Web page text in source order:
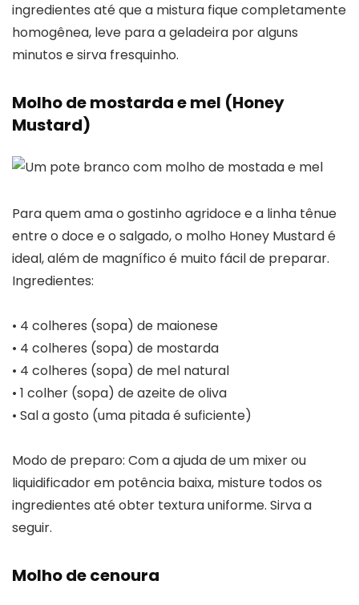
ingredientes até que a mistura fique completamente
homogênea, leve para a geladeira por alguns
minutos e sirva fresquinho.
Molho de mostarda e mel (Honey
Mustard)
Para quem ama o gostinho agridoce e a linha tênue
entre o doce e o salgado, o molho Honey Mustard é
ideal, além de magnífico é muito fácil de preparar.
Ingredientes:
• 4 colheres (sopa) de maionese
• 4 colheres (sopa) de mostarda
• 4 colheres (sopa) de mel natural
• 1 colher (sopa) de azeite de oliva
• Sal a gosto (uma pitada é suficiente)
Modo de preparo: Com a ajuda de um mixer ou
liquidificador em potência baixa, misture todos os
ingredientes até obter textura uniforme. Sirva a
seguir.
Molho de cenoura